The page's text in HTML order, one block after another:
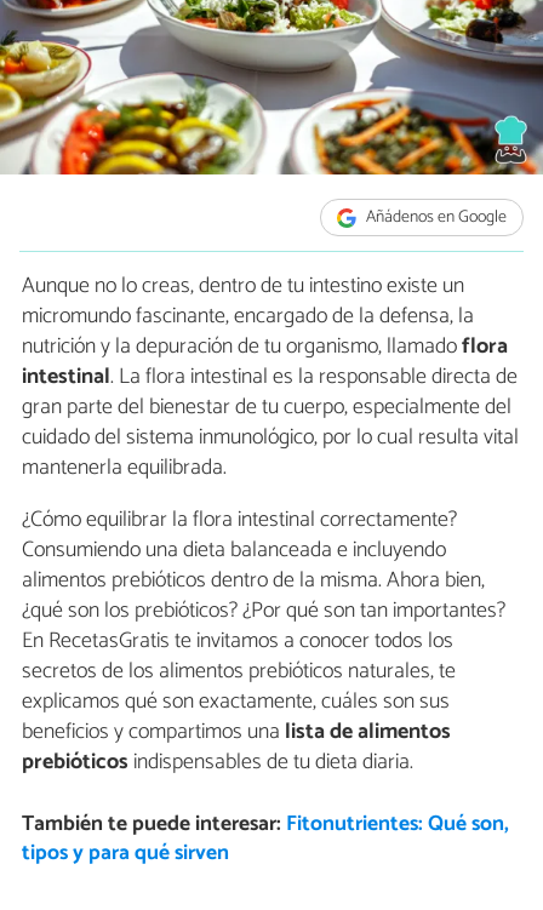
Añádenos en Google
Aunque no lo creas, dentro de tu intestino existe un
micromundo fascinante, encargado de la defensa, la
nutrición y la depuración de tu organismo, llamadoflora
intestinal. La flora intestinal es la responsable directa de
gran parte del bienestar de tu cuerpo, especialmente del
cuidado del sistema inmunológico, por lo cual resulta vital
mantenerla equilibrada.
¿Cómo equilibrar la flora intestinal correctamente?
Consumiendo una dieta balanceada e incluyendo
alimentos prebióticos dentro de la misma. Ahora bien,
¿qué son los prebióticos? ¿Por qué son tan importantes?
En RecetasGratis te invitamos a conocer todos los
secretos de los alimentos prebióticos naturales, te
explicamos qué son exactamente, cuáles son sus
beneficios y compartimos una lista de alimentos
prebióticos indispensables de tu dieta diaria.
También te puede interesar: Fitonutrientes: Qué son,
tipos y para qué sirven